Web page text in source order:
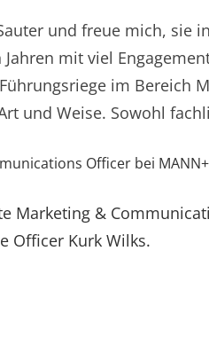
und freue mich, sie
mit viel
im Bereich
und Weise. Sowohl
Officer bei
Marketing &
Officer Kurk Wilks.